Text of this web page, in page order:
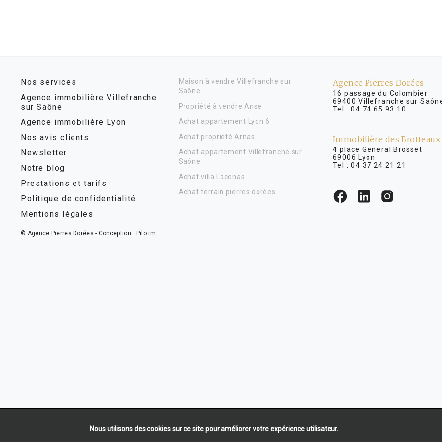
Nos services
Agence immobilière Villefranche
sur Saône
Agence immobilière Lyon
Nos avis clients
Newsletter
Notre blog
Prestations et tarifs
Politique de confidentialité
Mentions légales
Maison à vendre Villefranche sur
Saône
Propriété à vendre Anse
Achat appartement Lyon 6
Achat propriété Arnas
Achat appartement Villefranche sur
Saône
Achat villa Lacenas
Achat terrain pierres dorées
Agence Pierres Dorées
16 passage du Colombier
69400 Villefranche sur
Tel :04 74 65 93 10
Immobilière des Brotteaux
4 place Général
69006 Lyon
Tel :04 37 24 21 21
© Agence Pierres Dorées - Conception : Pilotim
Nous utilisons des cookies sur ce site pour améliorer votre expérience utilisateur.